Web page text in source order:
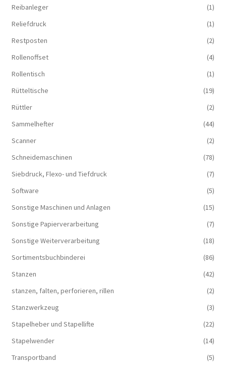
Reibanleger
(1)
Reliefdruck
(1)
Restposten
(2)
Rollenoffset
(4)
Rollentisch
(1)
Rütteltische
(19)
Rüttler
(2)
Sammelhefter
(44)
Scanner
(2)
Schneidemaschinen
(78)
Siebdruck, Flexo- und Tiefdruck
(7)
Software
(5)
Sonstige Maschinen und Anlagen
(15)
Sonstige Papierverarbeitung
(7)
Sonstige Weiterverarbeitung
(18)
Sortimentsbuchbinderei
(86)
Stanzen
(42)
stanzen, falten, perforieren, rillen
(2)
Stanzwerkzeug
(3)
Stapelheber und Stapellifte
(22)
Stapelwender
(14)
Transportband
(5)